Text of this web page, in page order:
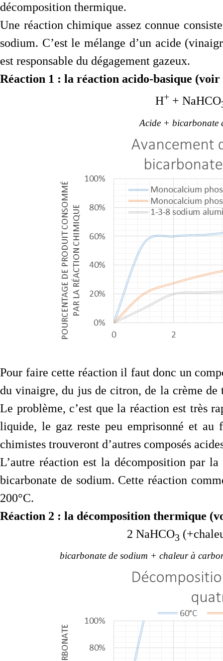
décomposition thermique.
Une réaction chimique assez connue
sodium. C’est le mélange d’un acide
est responsable du dégagement gazeux.
Réaction 1 : la réaction acido-basique (voir
H+ + NaHCO
Acide + bicarbonate
Pour faire cette réaction il faut donc un
du vinaigre, du jus de citron, de la crème
Le problème, c’est que la réaction est très
liquide, le gaz reste peu emprisonné et au
chimistes trouveront d’autres composés
L’autre réaction est la décomposition par
bicarbonate de sodium. Cette réaction
200°C.
Réaction 2 : la décomposition thermique
2 NaHCO3
bicarbonate de sodium + chaleur à